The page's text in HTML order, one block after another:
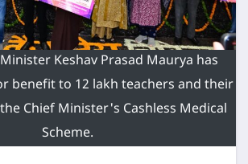
Keshav Prasad Maurya has
benefit to 12 lakh teachers and their
Chief Minister's Cashless Medical
Scheme.